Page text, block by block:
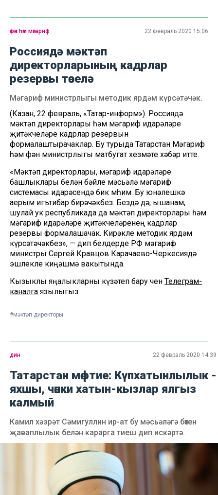
фән һәм мәгариф 22 февраль 2020 15:06
Россиядә мәктәп
директорларының кадрлар
резервы төзелә
Мәгариф министрлыгы методик ярдәм күрсәтәчәк.
(Казан, 22 февраль, «Татар-информ»). Россиядә
мәктәп директорлары һәм мәгариф идарәләре
җитәкчеләре кадрлар резервын
формалаштырачаклар. Бу турыда Татарстан Мәгариф
һәм фән министрлыгы матбугат хезмәте хәбәр итте.
«Мәктәп директорлары, мәгариф идарәләре
башлыклары белән бәйле мәсьәлә мәгариф
системасы идарәсендә бик мөһим. Бу юнәлешкә
аерым игътибар бирәчәкбез. Бездә дә, ышанам,
шулай ук республикада да мәктәп директорлары һәм
мәгариф идарәләре җитәкчеләренең кадрлар
резервы формалашачак. Кирәкле методик ярдәм
күрсәтәчәкбез», — дип белдерде РФ мәгариф
министры Сергей Кравцов Карачаево-Черкесиядә
эшлекле киңәшмә вакытында.
Кызыклы яңалыкларны күзәтеп бару өчен Телеграм-
каналга язылыгыз
#мәктәп директоры
дин 22 февраль 2020 14:39
Татарстан мөфтие: Күпхатынлылык -
яхшы, чөнки хатын-кызлар ялгыз
калмый
Камил хәзрәт Сәмигуллин ир-ат бу мәсьәләгә бөтен
җаваплылык белән карарга тиеш дип искәртә.